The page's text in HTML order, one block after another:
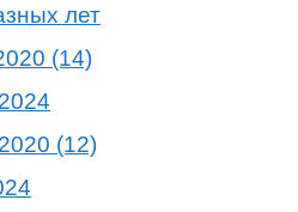
лет